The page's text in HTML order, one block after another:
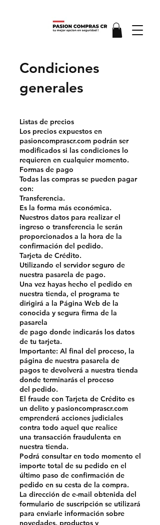
Condiciones
generales
Listas de precios
Los precios expuestos en
pasioncomprascr.com podrán ser
modificados si las condiciones lo
requieren en cualquier momento.
Formas de pago
Todas las compras se pueden pagar
con:
Transferencia.
Es la forma más económica.
Nuestros datos para realizar el
ingreso o transferencia le serán
proporcionados a la hora de la
confirmación del pedido.
Tarjeta de Crédito.
Utilizando el servidor seguro de
nuestra pasarela de pago.
Una vez hayas hecho el pedido en
nuestra tienda, el programa te
dirigirá a la Página Web de la
conocida y segura firma de la
pasarela
de pago donde indicarás los datos
de tu tarjeta.
Importante: Al final del proceso, la
página de nuestra pasarela de
pagos te devolverá a nuestra tienda
donde terminarás el proceso
del pedido.
El fraude con Tarjeta de Crédito es
un delito y pasioncomprascr.com
emprenderá acciones judiciales
contra todo aquel que realice
una transacción fraudulenta en
nuestra tienda.
Podrá consultar en todo momento el
importe total de su pedido en el
último paso de confirmación de
pedido en su cesta de la compra.
La dirección de e-mail obtenida del
formulario de suscripción se utilizará
para enviarle información sobre
novedades, productos y